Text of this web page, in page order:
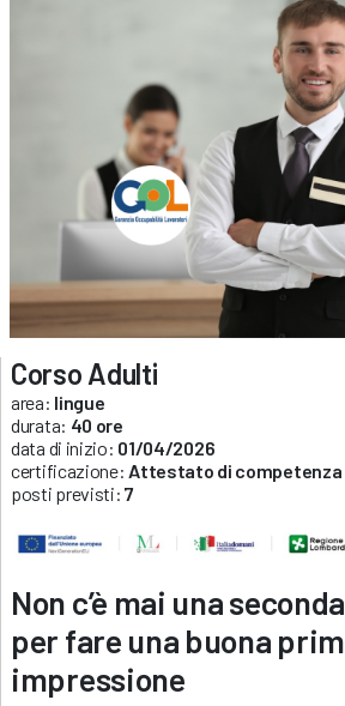
Corso Adulti
area: lingue
durata: 40 ore
data di inizio: 01/04/2026
certificazione: Attestato di competenza
posti previsti:7
Non c’è mai una
per fare una buona
impressione